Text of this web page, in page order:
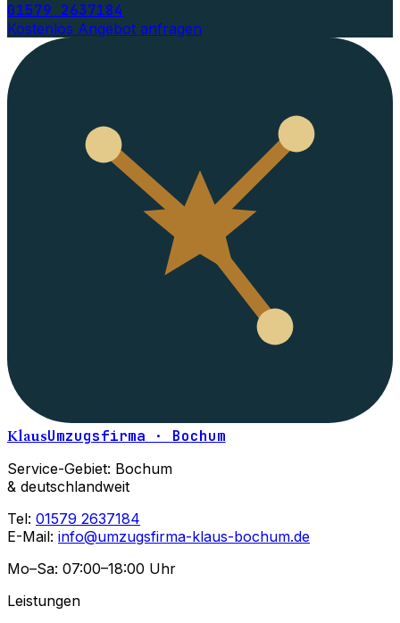
01579 2637184
Kostenlos Angebot anfragen
KlausUmzugsfirma · Bochum
Service-Gebiet: Bochum
& deutschlandweit
Tel: 01579 2637184
E-Mail: info@umzugsfirma-klaus-bochum.de
Mo–Sa: 07:00–18:00 Uhr
Leistungen